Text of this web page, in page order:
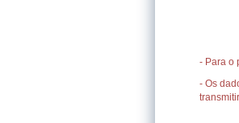
- Para o
- Os